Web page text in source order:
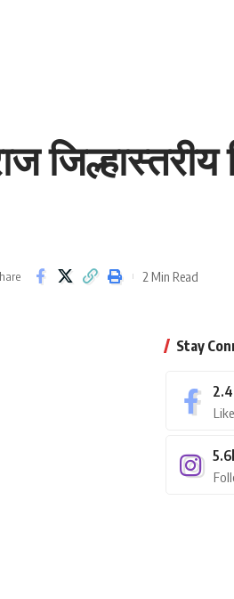
जिल्हास्तरीय
2 Min Read
Stay
Like